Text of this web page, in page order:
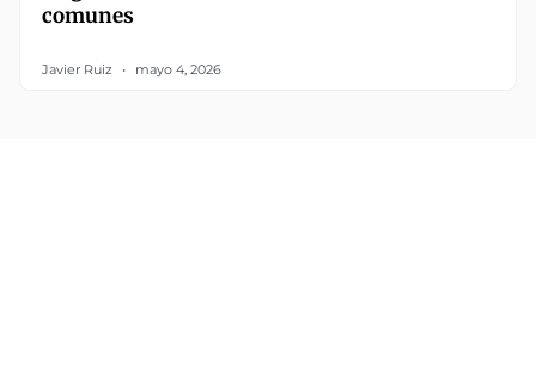
comunes
Javier Ruiz mayo 4, 2026